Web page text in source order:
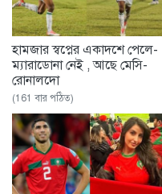
হামজার স্বপ্নের একাদশে পেলে-
ম্যারাডোনা নেই , আছে মেসি-
রোনালদো
(161 বার পঠিত)